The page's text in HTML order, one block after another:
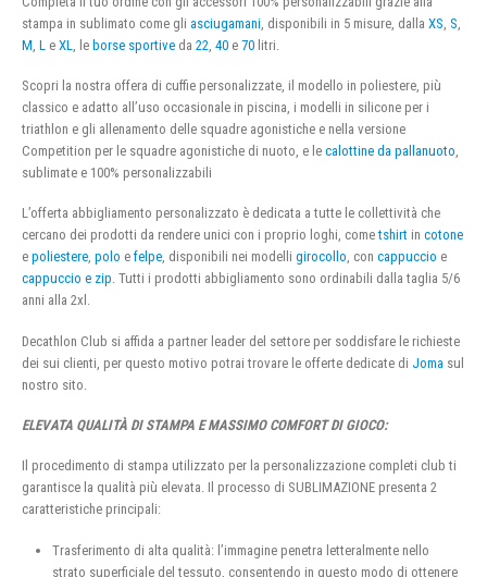
stampa in sublimato come gli asciugamani , disponibili in 5 misure, dalla XS S
M L e XL , le borse sportive da 22 40 e 70 litri.
Scopri la nostra offera di cuffie personalizzate, il modello in poliestere, più
classico e adatto all’uso occasionale in piscina, i modelli in silicone per i
triathlon e gli allenamento delle squadre agonistiche e nella versione
Competition per le squadre agonistiche di nuoto, e le calottine da pallanuoto,
sublimate e 100% personalizzabili
L’offerta abbigliamento personalizzato è dedicata a tutte le collettività che
cercano dei prodotti da rendere unici con i proprio loghi, cometshirt in cotone
e poliestere, polo e felpe, disponibili nei modelli girocollo, con cappuccio e
cappuccio e zip. Tutti i prodotti abbigliamento sono ordinabili dalla taglia 5/6
anni alla 2xl.
Decathlon Club si affida a partner leader del settore per soddisfare le richieste
dei sui clienti, per questo motivo potrai trovare le offerte dedicate di Joma sul
nostro sito.
ELEVATA QUALITÀ DI STAMPA E MASSIMO COMFORT DI GIOCO:
Il procedimento di stampa utilizzato per la personalizzazione completi club ti
garantisce la qualità più elevata. Il processo di SUBLIMAZIONE presenta 2
caratteristiche principali:
Trasferimento di alta qualità: l’immagine penetra letteralmente nello
strato superficiale del tessuto, consentendo in questo modo di ottenere